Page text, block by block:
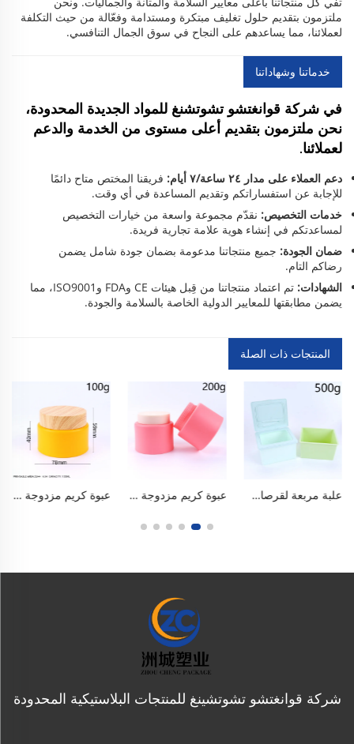
ملتزمون بتقديم حلول تغليف مبتكرة ومستدامة وفعّالة من حيث التكلفة
لعملائنا، مما يساعدهم على النجاح في سوق الجمال التنافسي.
خدماتنا وشهاداتنا
في شركة قوانغتشو تشوتشنغ للمواد الجديدة المحدودة،
نحن ملتزمون بتقديم أعلى مستوى من الخدمة والدعم
لعملائنا.
دعم العملاء على مدار ٢٤ ساعة/٧ أيام:
فريقنا المختص متاح دائمًا
للإجابة عن استفساراتكم وتقديم المساعدة في أي وقت.
خدمات التخصيص: نقدّم مجموعة واسعة من خيارات التخصيص
لمساعدتكم في إنشاء هوية علامة تجارية فريدة.
ضمان الجودة: جميع منتجاتنا مدعومة بضمان جودة شامل يضمن
رضاكم التام.
الشهادات:
تم اعتماد منتجاتنا من قِبل هيئات CE وFDA وISO9001، مما
يضمن مطابقتها للمعايير الدولية الخاصة بالسلامة والجودة.
المنتجات ذات الصلة
علبة مربعة لقرصات القطن أو المناديل الرطبة بسعة ٥٠٠ جرام (١٧ أوقية) بغطاء قابل للطي، علبة لتخزين قرصات إزالة المكياج، منظّم من مادة البولي بروبيلين (PP) الغذائية الخالية من مادة البيسفينول أ (BPA) مع ملقاط متطابق مدمج، تخزين محكم الإغلاق مقاوم للغبار والرطوبة والتلوث، ونظيف صحي، مصنوع من مادة سميكة عبوة كريم مزدوجة الطبقات من البولي بروبلين سعة ٢٠٠ مل / ٦٫٧ أونصة، على غرار تصميم تاتشا، مُغشّاة بلون ضبابي، ذات فتحة واسعة للكريمات الوجهية وكريمات توحيد اللون والأقنعة والمقشرات. بألوان الماكرون، خالية من مادة البيسفينول أ (BPA)، آمنة للاستخدام الغذائي، محكمة الإغلاق ومنع التسرب مع سدادة داخلية. قابلة لإعادة الاستخدام، متينة وسهلة الحمل، مناسبة لمنتجات العناية بالبشرة ومستحضرات التجميل، سواء في المنزل أو أثناء السفر. عبوة كريم مزدوجة الطبقات من البولي بروبلين سعة ١٠٠ مل / ٣ أونصة، على غرار تصميم تاتشا، مُغشّاة بلون ضبابي، ذات فتحة واسعة للكريمات الوجهية وكريمات توحيد اللون والأقنعة والمقشرات. بألوان الماكرون، خالية من مادة البيسفينول أ (BPA)، آمنة للاستخدام الغذائي، محكمة الإغلاق ومنع التسرب مع سدادة داخلية. قابلة لإعادة الاستخدام، متينة وسهلة الحمل، مناسبة لمنتجات العناية بالبشرة ومستحضرات التجميل.
شركة قوانغتشو تشوتشينغ للمنتجات البلاستيكية المحدودة